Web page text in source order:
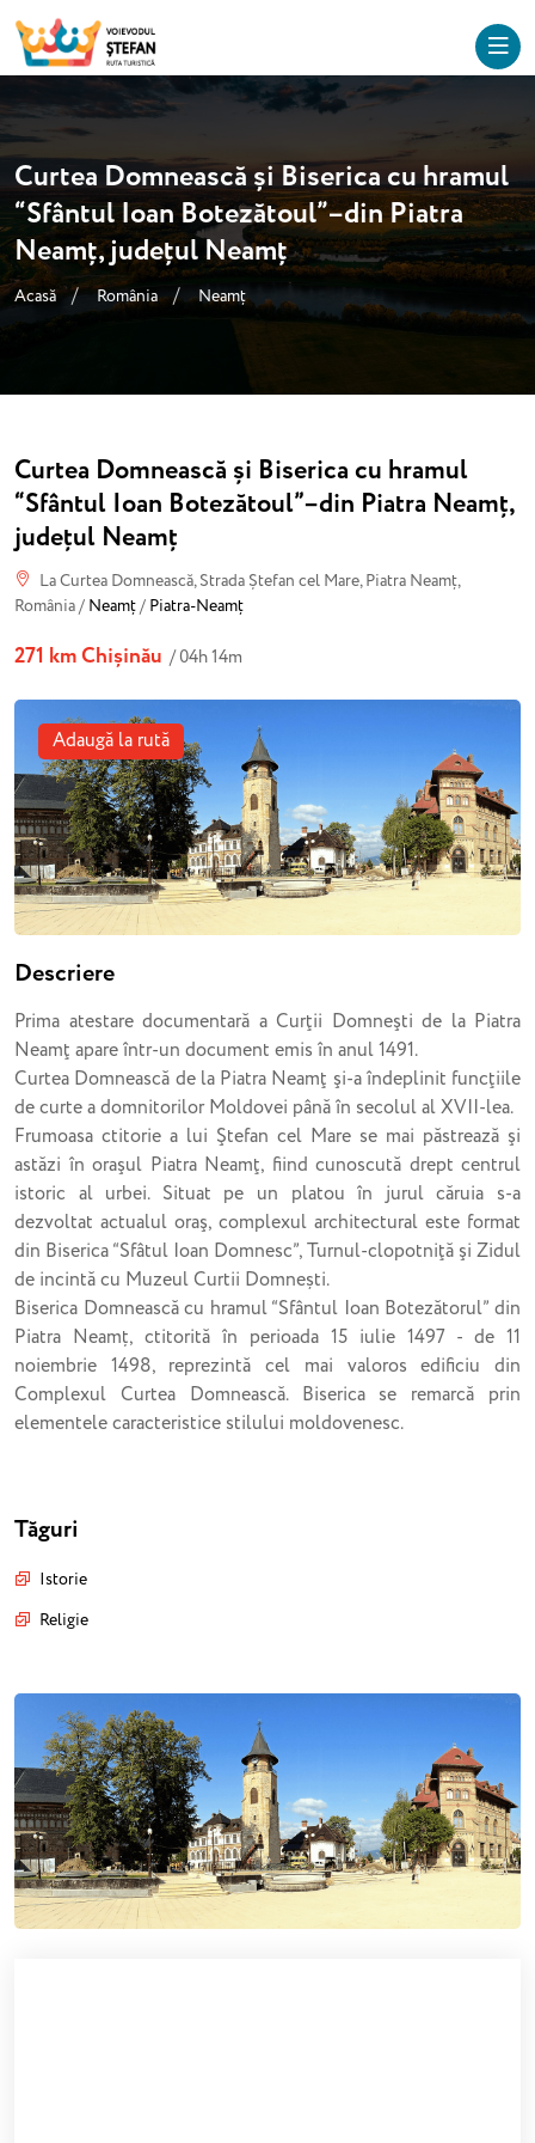
Curtea Domnească și Biserica cu hramul
“Sfântul Ioan Botezătoul”–din Piatra
Neamț, județul Neamț
Acasă România Neamț
Curtea Domnească și Biserica cu hramul
“Sfântul Ioan Botezătoul”–din Piatra Neamț,
județul Neamț
La Curtea Domnească, Strada Ștefan cel Mare, Piatra Neamț,
România / Neamț/ Piatra-Neamț
271 km Chișinău / 04h 14m
Adaugă la rută
Descriere
Prima atestare documentară a Curţii Domneşti de la Piatra
Neamţ apare într-un document emis în anul 1491.
Curtea Domnească de la Piatra Neamţ şi-a îndeplinit funcţiile
de curte a domnitorilor Moldovei până în secolul al XVII-lea.
Frumoasa ctitorie a lui Ştefan cel Mare se mai păstrează şi
astăzi în oraşul Piatra Neamţ, fiind cunoscută drept centrul
istoric al urbei. Situat pe un platou în jurul căruia s-a
dezvoltat actualul oraş, complexul architectural este format
din Biserica “Sfâtul Ioan Domnesc”, Turnul-clopotniţă şi Zidul
de incintă cu Muzeul Curtii Domnești.
Biserica Domnească cu hramul “Sfântul Ioan Botezătorul” din
Piatra Neamț, ctitorită în perioada 15 iulie 1497 - de 11
noiembrie 1498, reprezintă cel mai valoros edificiu din
Complexul Curtea Domnească. Biserica se remarcă prin
elementele caracteristice stilului moldovenesc.
Tăguri
Istorie
Religie